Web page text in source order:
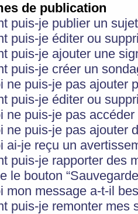
de publication
puis-je publier un
puis-je éditer ou
puis-je ajouter une
puis-je créer un
ne puis-je pas ajouter
puis-je éditer ou
ne puis-je pas
ne puis-je pas ajouter
ai-je reçu un
puis-je rapporter des
le bouton
mon message a-t-il
puis-je remonter mes